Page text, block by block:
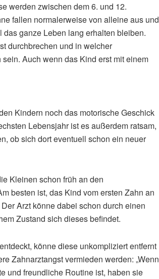
werden zwischen dem 6. und 12.
fallen normalerweise von alleine aus und
ganze Leben lang erhalten bleiben.
durchbrechen und in welcher
Auch wenn das Kind erst mit einem
Kindern noch das motorische Geschick
Lebensjahr ist es außerdem ratsam,
ob sich dort eventuell schon ein neuer
Kleinen schon früh an den
besten ist, das Kind vom ersten Zahn an
Arzt könne dabei schon durch einen
Zustand sich dieses befindet.
könne diese unkompliziert entfernt
Zahnarztangst vermieden werden: „Wenn
und freundliche Routine ist, haben sie